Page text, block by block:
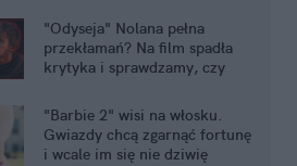
"Odyseja" Nolana pełna
przekłamań? Na film spadła
krytyka i sprawdzamy, czy
"Barbie 2" wisi na włosku.
Gwiazdy chcą zgarnąć fortunę
i wcale im się nie dziwię